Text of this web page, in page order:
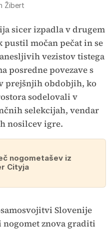
Žibert
sicer izpadla v drugem
pustil močan pečat in se
vezistov tistega
posredne povezave s
prejšnjih obdobjih, ko
sodelovali v
selekcijah, vendar
nosilcev igre.
nogometašev iz
Cityja
Slovenije
nogomet znova graditi